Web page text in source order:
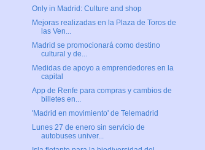
Only in Madrid: Culture and shop
Mejoras realizadas en la Plaza de Toros de
las Ven...
Madrid se promocionará como destino
cultural y de...
Medidas de apoyo a emprendedores en la
capital
App de Renfe para compras y cambios de
billetes en...
'Madrid en movimiento' de Telemadrid
Lunes 27 de enero sin servicio de
autobuses univer...